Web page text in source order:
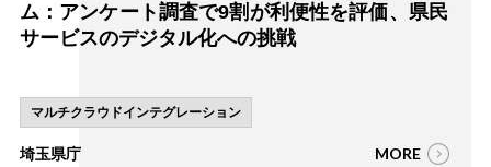
ム：アンケート調査で9割が利便性を評価、県民
サービスのデジタル化への挑戦
マルチクラウドインテグレーション
埼玉県庁 MORE